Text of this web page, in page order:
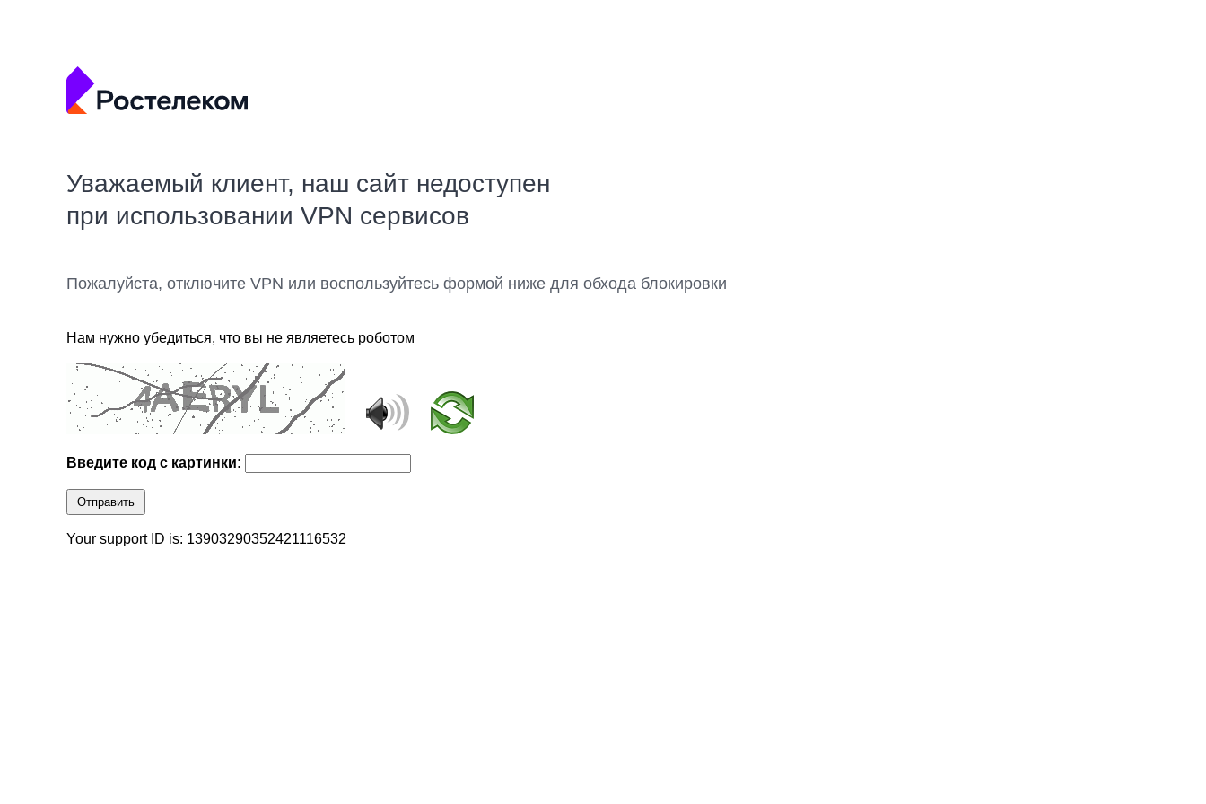
Уважаемый клиент, наш сайт недоступен
при использовании VPN сервисов
Пожалуйста, отключите VPN или воспользуйтесь формой ниже для обхода блокировки
Нам нужно убедиться, что вы не являетесь роботом
Введите код с картинки:
Отправить
Your support ID is: 13903290352421116532